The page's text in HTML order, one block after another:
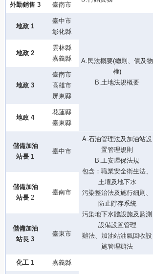
外勤銷售 3 臺南市
地政 1
臺中市
彰化縣
A.民法概要(總則、債及物
權)
B.土地法規概要
地政 2
雲林縣
嘉義縣
地政 3
臺南市
高雄市
屏東縣
地政 4
花蓮縣
臺東縣
儲備加油
站長 1
臺中市
A.石油管理法及加油站設
置管理規則
B.工安環保法規
包含：職業安全衛生法、
土壤及地下水
污染整治法及施行細則、
防止貯存系統
污染地下水體設施及監測
設備設置管理
辦法、加油站油氣回收設
施管理辦法
儲備加油
站長 2
臺南市
儲備加油
站長 3
臺東市
化工 1 嘉義縣